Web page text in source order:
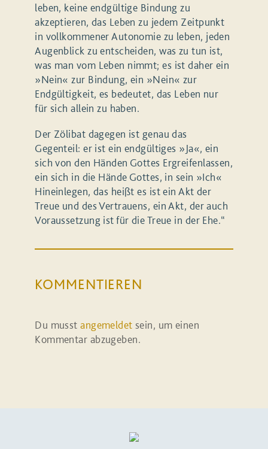
leben, keine endgültige Bindung zu
akzeptieren, das Leben zu jedem Zeitpunkt
in vollkommener Autonomie zu leben, jeden
Augenblick zu entscheiden, was zu tun ist,
was man vom Leben nimmt; es ist daher ein
»Nein« zur Bindung, ein »Nein« zur
Endgültigkeit, es bedeutet, das Leben nur
für sich allein zu haben.
Der Zölibat dagegen ist genau das
Gegenteil: er ist ein endgültiges »Ja«, ein
sich von den Händen Gottes Ergreifenlassen,
ein sich in die Hände Gottes, in sein »Ich«
Hineinlegen, das heißt es ist ein Akt der
Treue und des Vertrauens, ein Akt, der auch
Voraussetzung ist für die Treue in der Ehe.“
KOMMENTIEREN
Du musstangemeldet sein, um einen
Kommentar abzugeben.